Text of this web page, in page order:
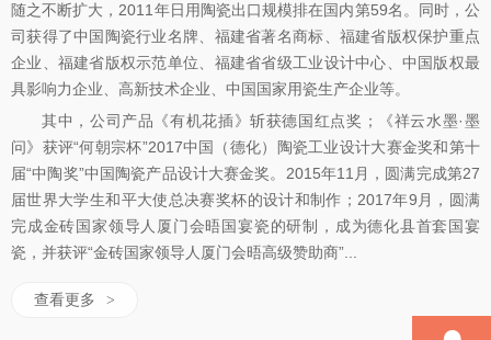
随之不断扩大，2011年日用陶瓷出口规模排在国内第59名。同时，公
司获得了中国陶瓷行业名牌、福建省著名商标、福建省版权保护重点
企业、福建省版权示范单位、福建省省级工业设计中心、中国版权最
具影响力企业、高新技术企业、中国国家用瓷生产企业等。
其中，公司产品《有机花插》斩获德国红点奖；《祥云水墨·墨
问》获评“何朝宗杯”2017中国（德化）陶瓷工业设计大赛金奖和第十
届“中陶奖”中国陶瓷产品设计大赛金奖。2015年11月，圆满完成第27
届世界大学生和平大使总决赛奖杯的设计和制作；2017年9月，圆满
完成金砖国家领导人厦门会晤国宴瓷的研制，成为德化县首套国宴
瓷，并获评“金砖国家领导人厦门会晤高级赞助商”...
查看更多 >